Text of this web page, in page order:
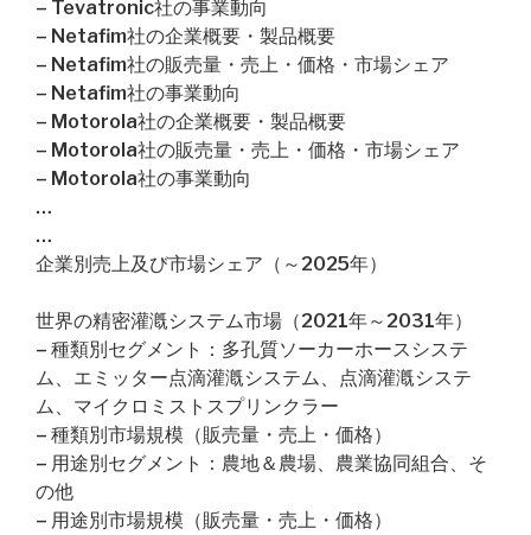
– Tevatronic社の事業動向
– Netafim社の企業概要・製品概要
– Netafim社の販売量・売上・価格・市場シェア
– Netafim社の事業動向
– Motorola社の企業概要・製品概要
– Motorola社の販売量・売上・価格・市場シェア
– Motorola社の事業動向
…
…
企業別売上及び市場シェア（～2025年）
世界の精密灌漑システム市場（2021年～2031年）
– 種類別セグメント：多孔質ソーカーホースシステ
ム、エミッター点滴灌漑システム、点滴灌漑システ
ム、マイクロミストスプリンクラー
– 種類別市場規模（販売量・売上・価格）
– 用途別セグメント：農地＆農場、農業協同組合、そ
の他
– 用途別市場規模（販売量・売上・価格）